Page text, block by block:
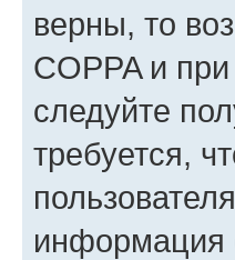
верны, то
COPPA и
следуйте
требуется,
информация